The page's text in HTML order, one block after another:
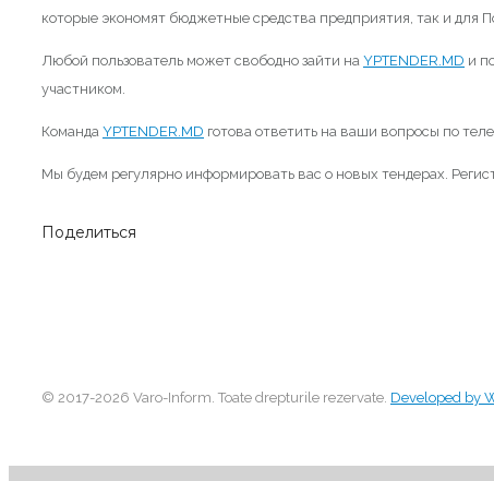
которые экономят бюджетные средства предприятия, так и для
Любой пользователь может свободно зайти на YPTENDER.MD и
участником.
Команда YPTENDER.MD готова ответить на ваши вопросы по
Мы будем регулярно информировать вас о новых тендерах.
Поделиться
© 2017-2026 Varo-Inform. Toate drepturile rezervate. Developed by